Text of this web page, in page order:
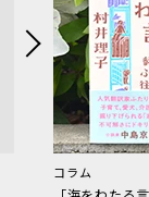
コラム